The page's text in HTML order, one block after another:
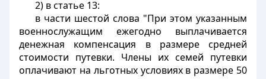
2) в статье 13:
в части шестой слова "При этом указанным
военнослужащим ежегодно выплачивается
денежная компенсация в размере средней
стоимости путевки. Члены их семей путевки
оплачивают на льготных условиях в размере 50